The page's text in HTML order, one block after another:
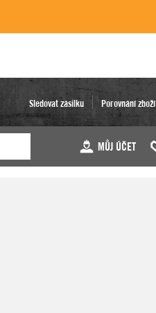
Sledovat zásilku Porovnání zboží
MŮJ ÚČET